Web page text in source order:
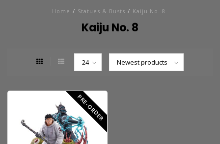
Home / Statues & Busts / Kaiju No. 8
Kaiju No. 8
PRE-ORDER